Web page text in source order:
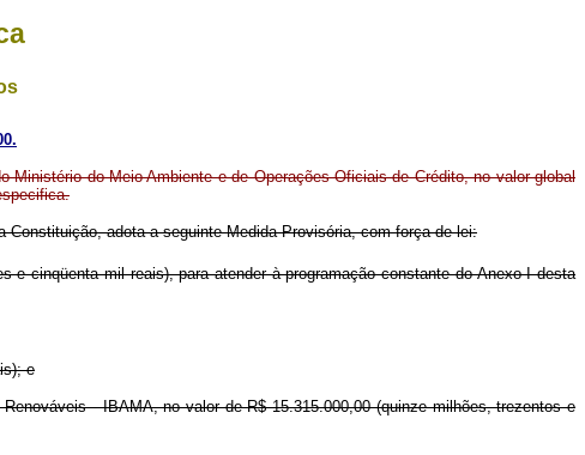
Ministério do Meio Ambiente e de Operações Oficiais de Crédito, no valor global
adota a seguinte Medida Provisória, com força de lei:
cinqüenta mil reais), para atender à programação constante do Anexo I desta
e
- IBAMA, no valor de R$ 15.315.000,00 (quinze milhões, trezentos e